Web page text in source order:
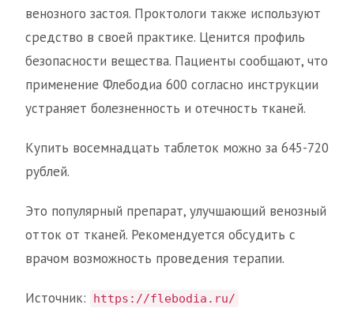
венозного застоя. Проктологи также используют
средство в своей практике. Ценится профиль
безопасности вещества. Пациенты сообщают, что
применение Флебодиа 600 согласно инструкции
устраняет болезненность и отечность тканей.
Купить восемнадцать таблеток можно за 645-720
рублей.
Это популярный препарат, улучшающий венозный
отток от тканей. Рекомендуется обсудить с
врачом возможность проведения терапии.
Источник: https://flebodia.ru/